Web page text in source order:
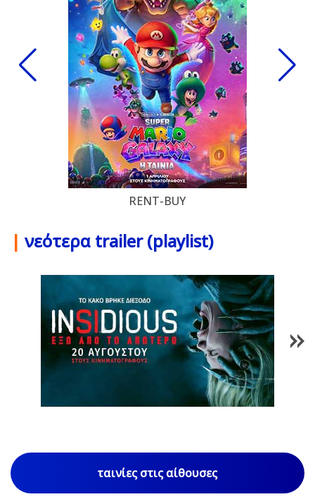
RENT-BUY
| νεότερα trailer (playlist)
1
ταινίες στις αίθουσες